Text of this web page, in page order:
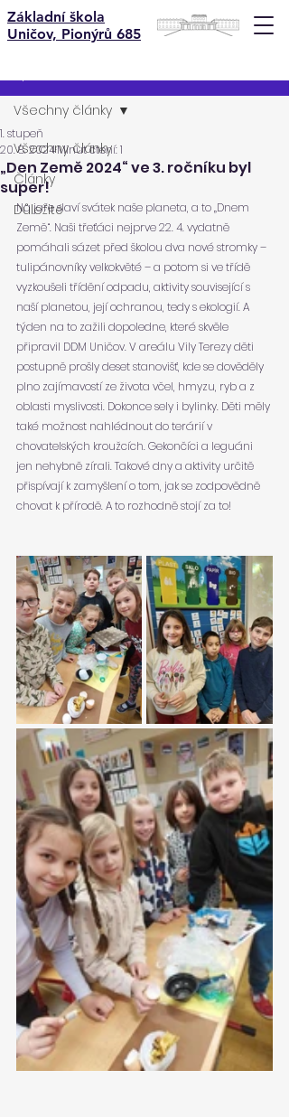
Základní škola
Uničov, Pionýrů 685
Všechny články
Články
Důležité
Všechny články
„Den Země 2024“ ve 3. ročníku byl
super!
1. stupeň
20. 8. 2024Minut čtení: 1
Na jaře slaví svátek naše planeta, a to „Dnem
Země“. Naši třeťáci nejprve 22. 4. vydatně
pomáhali sázet před školou dva nové stromky –
tulipánovníky velkokvěté – a potom si ve třídě
vyzkoušeli třídění odpadu, aktivity související s
naší planetou, její ochranou, tedy s ekologií. A
týden na to zažili dopoledne, které skvěle
připravil DDM Uničov. V areálu Vily Terezy děti
postupně prošly deset stanovišť, kde se dověděly
plno zajímavostí ze života včel, hmyzu, ryb a z
oblasti myslivosti. Dokonce sely i bylinky. Děti měly
také možnost nahlédnout do terárií v
chovatelských kroužcích. Gekončíci a leguáni
jen nehybně zírali. Takové dny a aktivity určitě
přispívají k zamyšlení o tom, jak se zodpovědně
chovat k přírodě. A to rozhodně stojí za to!